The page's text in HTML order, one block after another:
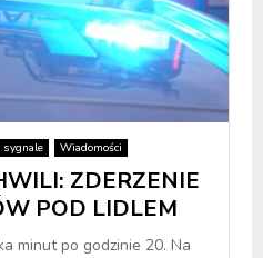
sygnale Wiadomości
ZDERZENIE
POD LIDLEM
minut po godzinie 20. Na